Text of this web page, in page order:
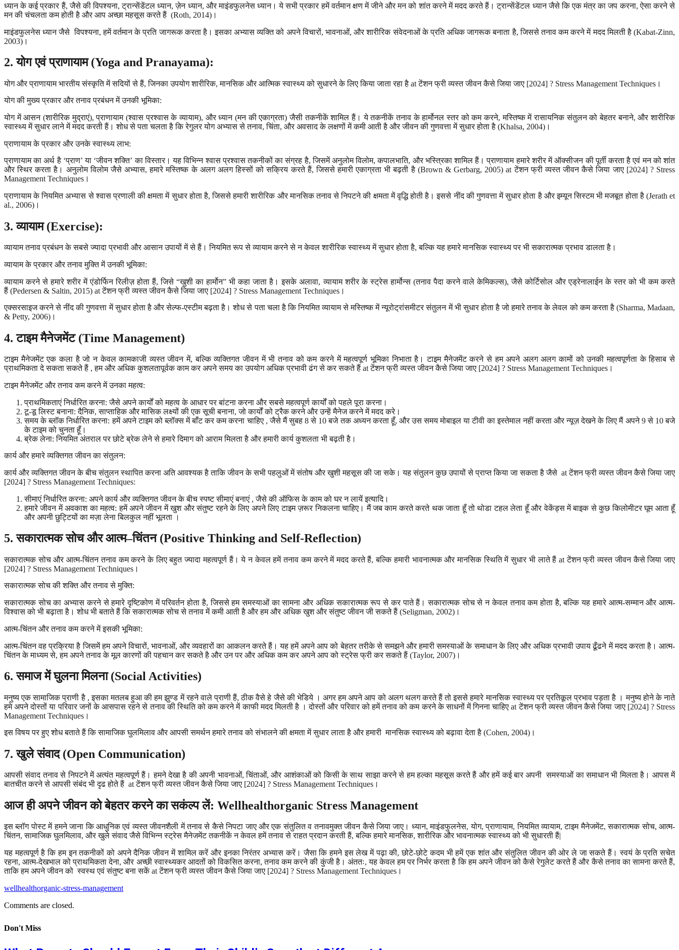
ध्यान के कई प्रकार हैं, जैसे की विपश्यना, ट्रान्सेंडेंटल ध्यान, ज़ेन ध्यान, और माइंडफुलनेस ध्यान। ये सभी प्रकार हमें वर्तमान क्षण में जीने और मन को शांत करने में मदद करते हैं। ट्रान्सेंडेंटल ध्यान जैसे कि एक मंत्र का जप करना, ऐसा करने से
मन की चंचलता कम होती है और आप अच्छा महसूस करते हैं (Roth, 2014)।
माइंडफुलनेस ध्यान जैसे विपश्यना, हमें वर्तमान के प्रति जागरूक करता है। इसका अभ्यास व्यक्ति को अपने विचारों, भावनाओं, और शारीरिक संवेदनाओं के प्रति अधिक जागरूक बनाता है, जिससे तनाव कम करने में मदद मिलती है (Kabat-Zinn,
2003)।
2.योग एवं प्राणायाम(Yoga and Pranayama):
योग और प्राणायाम भारतीय संस्कृति में सदियों से हैं, जिनका उपयोग शारीरिक, मानसिक और आत्मिक स्वास्थ्य को सुधारने के लिए किया जाता रहा है at टेंशन फ्री व्यस्त जीवन कैसे जिया जाए [2024] ? Stress Management Techniques।
योग की मुख्य प्रकार और तनाव प्रबंधन में उनकी भूमिका:
योग में आसन (शारीरिक मुद्राएं), प्राणायाम (श्वास प्रश्वास के व्यायाम), और ध्यान (मन की एकाग्रता) जैसी तकनीकें शामिल हैं। ये तकनीकें तनाव के हार्मोनल स्तर को कम करने, मस्तिष्क में रासायनिक संतुलन को बेहतर बनाने, और शारीरिक
स्वास्थ्य में सुधार लाने में मदद करती हैं। शोध से पता चलता है कि रेगुलर योग अभ्यास से तनाव, चिंता, और अवसाद के लक्षणों में कमी आती है और जीवन की गुणवत्ता में सुधार होता है (Khalsa, 2004)।
प्राणायाम के प्रकार और उनके स्वास्थ्य लाभ:
प्राणायाम का अर्थ है ‘प्राण’ या ‘जीवन शक्ति’ का विस्तार। यह विभिन्न श्वास प्रश्वास तकनीकों का संग्रह है, जिसमें अनुलोम विलोम, कपालभाति, और भस्त्रिका शामिल हैं। प्राणायाम हमारे शरीर में ऑक्सीजन की पूर्ती करता है एवं मन को शांत
और स्थिर करता है। अनुलोम विलोम जैसे अभ्यास, हमारे मस्तिष्क के अलग अलग हिस्सों को सक्रिय करते हैं, जिससे हमारी एकाग्रता भी बढ़ती है (Brown & Gerbarg, 2005) at टेंशन फ्री व्यस्त जीवन कैसे जिया जाए [2024] ? Stress
Management Techniques।
प्राणायाम के नियमित अभ्यास से श्वास प्रणाली की क्षमता में सुधार होता है, जिससे हमारी शारीरिक और मानसिक तनाव से निपटने की क्षमता में वृद्धि होती है। इससे नींद की गुणवत्ता में सुधार होता है और इम्यून सिस्टम भी मजबूत होता है (Jerath et
al., 2006)।
3.व्यायाम(Exercise):
व्यायाम तनाव प्रबंधन के सबसे ज्यादा प्रभावी और आसान उपायों में से हैं। नियमित रूप से व्यायाम करने से न केवल शारीरिक स्वास्थ्य में सुधार होता है, बल्कि यह हमारे मानसिक स्वास्थ्य पर भी सकारात्मक प्रभाव डालता है।
व्यायाम के प्रकार और तनाव मुक्ति में उनकी भूमिका:
व्यायाम करने से हमारे शरीर में एंडोर्फिन रिलीज़ होता हैं, जिसे “खुशी का हार्मोन” भी कहा जाता है। इसके अलावा, व्यायाम शरीर के स्ट्रेस हार्मोन्स (तनाव पैदा करने वाले केमिकल्स), जैसे कोर्टिसोल और एड्रेनालाईन के स्तर को भी कम करते
हैं (Pedersen & Saltin, 2015) at टेंशन फ्री व्यस्त जीवन कैसे जिया जाए [2024] ? Stress Management Techniques।
एक्सरसाइज करने से नींद की गुणवत्ता में सुधार होता है और सेल्फ-एस्टीम बढ़ता है। शोध से पता चला है कि नियमित व्यायाम से मस्तिष्क में न्यूरोट्रांसमीटर संतुलन में भी सुधार होता है जो हमारे तनाव के लेवल को कम करता है (Sharma, Madaan,
& Petty, 2006)।
4.टाइम मैनेजमेंट (Time Management)
टाइम मैनेजमेंट एक कला है जो न केवल कामकाजी व्यस्त जीवन में, बल्कि व्यक्तिगत जीवन में भी तनाव को कम करने में महत्वपूर्ण भूमिका निभाता है। टाइम मैनेजमेंट करने से हम अपने अलग अलग कामों को उनकी महत्वपूर्णता के हिसाब से
प्राथमिकता दे सकता सकते हैं , हम और अधिक कुशलतापूर्वक काम कर अपने समय का उपयोग अधिक प्रभावी ढंग से कर सकते हैं at टेंशन फ्री व्यस्त जीवन कैसे जिया जाए [2024] ? Stress Management Techniques।
टाइम मैनेजमेंट और तनाव कम करने में उनका महत्व:
प्राथमिकताएं निर्धारित करना: जैसे अपने कार्यों को महत्व के आधार पर बांटना करना और सबसे महत्वपूर्ण कार्यों को पहले पूरा करना।
टू-डू लिस्ट बनाना: दैनिक, साप्ताहिक और मासिक लक्ष्यों की एक सूची बनाना, जो कार्यों को ट्रैक करने और उन्हें मैनेज करने में मदद करे।
समय के ब्लॉक निर्धारित करना: हमें अपने टाइम को ब्लॉक्स में बाँट कर कम करना चाहिए , जैसे मैं सुबह 8 से 10 बजे तक अध्यन करता हूँ, और उस समय मोबाइल या टीवी का इस्तेमाल नहीं करता और न्यूज़ देखने के लिए मैं अपने 9 से 10 बजे
के टाइम को चुनता हूँ।
ब्रेक लेना: नियमित अंतराल पर छोटे ब्रेक लेने से हमारे दिमाग को आराम मिलता है और हमारी कार्य कुशलता भी बढ़ती है।
कार्य और हमारे व्यक्तिगत जीवन का संतुलन:
कार्य और व्यक्तिगत जीवन के बीच संतुलन स्थापित करना अति आवश्यक है ताकि जीवन के सभी पहलुओं में संतोष और खुशी महसूस की जा सके। यह संतुलन कुछ उपायों से प्राप्त किया जा सकता है जैसे at टेंशन फ्री व्यस्त जीवन कैसे जिया जाए
[2024] ? Stress Management Techniques:
सीमाएं निर्धारित करना: अपने कार्य और व्यक्तिगत जीवन के बीच स्पष्ट सीमाएं बनाएं , जैसे की ऑफिस के काम को घर न लायें इत्यादि।
हमारे जीवन में अवकाश का महत्व: हमें अपने जीवन में खुश और संतुष्ट रहने के लिए अपने लिए टाइम ज़रूर निकलना चाहिए। मैं जब काम करते करते थक जाता हूँ तो थोडा टहल लेता हूँ और वेकेंड्स में बाइक से कुछ किलोमीटर घूम आता हूँ
और अपनी छुट्टियों का मज़ा लेना बिलकुल नहीं भूलता ।
5.सकारात्मक सोच और आत्म–चिंतन (Positive Thinking and Self-Reflection)
सकारात्मक सोच और आत्म-चिंतन तनाव कम करने के लिए बहुत ज्यादा महत्वपूर्ण हैं। ये न केवल हमें तनाव कम करने में मदद करते हैं, बल्कि हमारी भावनात्मक और मानसिक स्थिति में सुधार भी लाते हैं at टेंशन फ्री व्यस्त जीवन कैसे जिया जाए
[2024] ? Stress Management Techniques।
सकारात्मक सोच की शक्ति और तनाव से मुक्ति:
सकारात्मक सोच का अभ्यास करने से हमारे दृष्टिकोण में परिवर्तन होता है, जिससे हम समस्याओं का सामना और अधिक सकारात्मक रूप से कर पाते हैं। सकारात्मक सोच से न केवल तनाव कम होता है, बल्कि यह हमारे आत्म-सम्मान और आत्म-
विश्वास को भी बढ़ाता है। शोध भी बताते हैं कि सकारात्मक सोच से तनाव में कमी आती है और हम और अधिक खुश और संतुष्ट जीवन जी सकते हैं (Seligman, 2002)।
आत्म-चिंतन और तनाव कम करने में इसकी भूमिका:
आत्म-चिंतन वह प्रक्रिया है जिसमें हम अपने विचारों, भावनाओं, और व्यवहारों का आकलन करते हैं। यह हमें अपने आप को बेहतर तरीके से समझने और हमारी समस्याओं के समाधान के लिए और अधिक प्रभावी उपाय ढूँढने में मदद करता है। आत्म-
चिंतन के माध्यम से, हम अपने तनाव के मूल कारणों की पहचान कर सकते है और उन पर और अधिक कम कर अपने आप को स्ट्रेस फ्री कर सकते हैं (Taylor, 2007)।
6.समाज में घुलना मिलना(Social Activities)
मनुष्य एक सामाजिक प्राणी है , इसका मतलब हुआ की हम झुण्ड में रहने वाले प्राणी हैं, ठीक वैसे हे जैसे की भेडिये । अगर हम अपने आप को अलग थलग करते हैं तो इससे हमारे मानसिक स्वास्थ्य पर प्रतिकूल प्रभाव पड़ता है । मनुष्य होने के नाते
हमे अपने दोस्तों या परिवार जनों के आसपास रहने से तनाव की स्थिति को कम करने में काफी मदद मिलती है । दोस्तों और परिवार को हमें तनाव को कम करने के साधनों में गिनना चाहिए at टेंशन फ्री व्यस्त जीवन कैसे जिया जाए [2024] ? Stress
Management Techniques।
इस विषय पर हुए शोध बताते हैं कि सामाजिक घुलमिलाव और आपसी समर्थन हमारे तनाव को संभालने की क्षमता में सुधार लाता है और हमारी मानसिक स्वास्थ्य को बढ़ावा देता है (Cohen, 2004)।
7.खुले संवाद(Open Communication)
आपसी संवाद तनाव से निपटने में अत्यंत महत्वपूर्ण हैं। हमने देखा है की अपनी भावनाओं, चिंताओं, और आशंकाओं को किसी के साथ साझा करने से हम हल्का महसूस करते हैं और हमें कई बार अपनी समस्याओं का समाधान भी मिलता है। आपस में
बातचीत करने से आपसी संबंद भी दृढ होते हैं at टेंशन फ्री व्यस्त जीवन कैसे जिया जाए [2024] ? Stress Management Techniques।
आज ही अपने जीवन को बेहतर करने का सकंल्प लें: Wellhealthorganic Stress Management
इस ब्लॉग पोस्ट में हमने जाना कि आधुनिक एवं व्यस्त जीवनशैली में तनाव से कैसे निपटा जाए और एक संतुलित व तनावमुक्त जीवन कैसे जिया जाए। ध्यान, माइंडफुलनेस, योग, प्राणायाम, नियमित व्यायाम, टाइम मैनेजमेंट, सकारात्मक सोच, आत्म-
चिंतन, सामाजिक घुलमिलाव, और खुले संवाद जैसे विभिन्न स्ट्रेस मैनेजमेंट तकनीकें न केवल हमें तनाव से राहत प्रदान करती हैं, बल्कि हमारे मानसिक, शारीरिक और भावनात्मक स्वास्थ्य को भी सुधारती हैं|
यह महत्वपूर्ण है कि हम इन तकनीकों को अपने दैनिक जीवन में शामिल करें और इनका निरंतर अभ्यास करें। जैसा कि हमने इस लेख में पढ़ा की, छोटे-छोटे कदम भी हमें एक शांत और संतुलित जीवन की ओर ले जा सकते हैं। स्वयं के प्रति सचेत
रहना, आत्म-देखभाल को प्राथमिकता देना, और अच्छी स्वास्थ्यकर आदतों को विकसित करना, तनाव कम करने की कुंजी है। अंततः, यह केवल हम पर निर्भर करता है कि हम अपने जीवन को कैसे रेगुलेट करते हैं और कैसे तनाव का सामना करते हैं,
ताकि हम अपने जीवन को स्वस्थ एवं संतुष्ट बना सकें at टेंशन फ्री व्यस्त जीवन कैसे जिया जाए [2024] ? Stress Management Techniques।
wellhealthorganic-stress-management
Comments are closed.
Don't Miss